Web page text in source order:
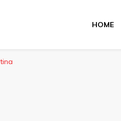
e Dobra
HOME